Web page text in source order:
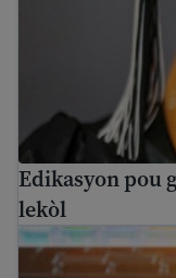
Edikasyon pou
lekòl
Jwenn èd